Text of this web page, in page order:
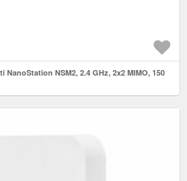
NSM2, 2.4 GHz, 2x2 MIMO, 150